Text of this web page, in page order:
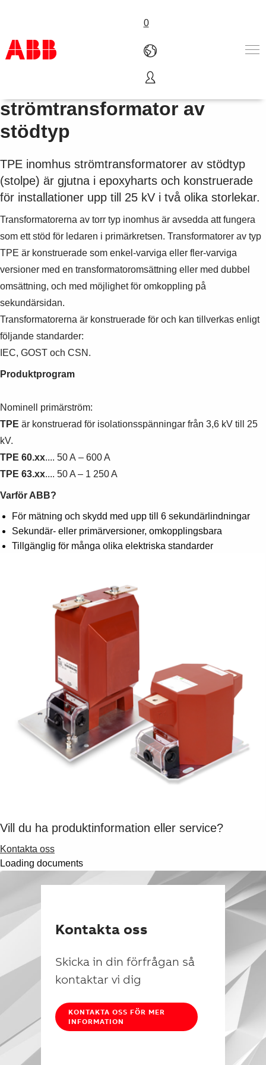
0
Produkter och tjänster
Industrier
Service
Om ABB
Kontakta oss
Karriär på ABB
Suggestions
Products
strömtransformator av
stödtyp
TPE inomhus strömtransformatorer av stödtyp
(stolpe) är gjutna i epoxyharts och konstruerade
för installationer upp till 25 kV i två olika storlekar.
Transformatorerna av torr typ inomhus är avsedda att fungera
som ett stöd för ledaren i primärkretsen. Transformatorer av typ
TPE är konstruerade som enkel-varviga eller fler-varviga
versioner med en transformatoromsättning eller med dubbel
omsättning, och med möjlighet för omkoppling på
sekundärsidan.
Transformatorerna är konstruerade för och kan tillverkas enligt
följande standarder:
IEC, GOST och CSN.
Produktprogram
Nominell primärström:
TPE är konstruerad för isolationsspänningar från 3,6 kV till 25
kV.
TPE 60.xx.... 50 A – 600 A
TPE 63.xx.... 50 A – 1 250 A
Varför ABB?
För mätning och skydd med upp till 6 sekundärlindningar
Sekundär- eller primärversioner, omkopplingsbara
Tillgänglig för många olika elektriska standarder
Vill du ha produktinformation eller service?
Kontakta oss
Loading documents
Kontakta oss
Skicka in din förfrågan så
kontaktar vi dig
KONTAKTA OSS FÖR MER
INFORMATION